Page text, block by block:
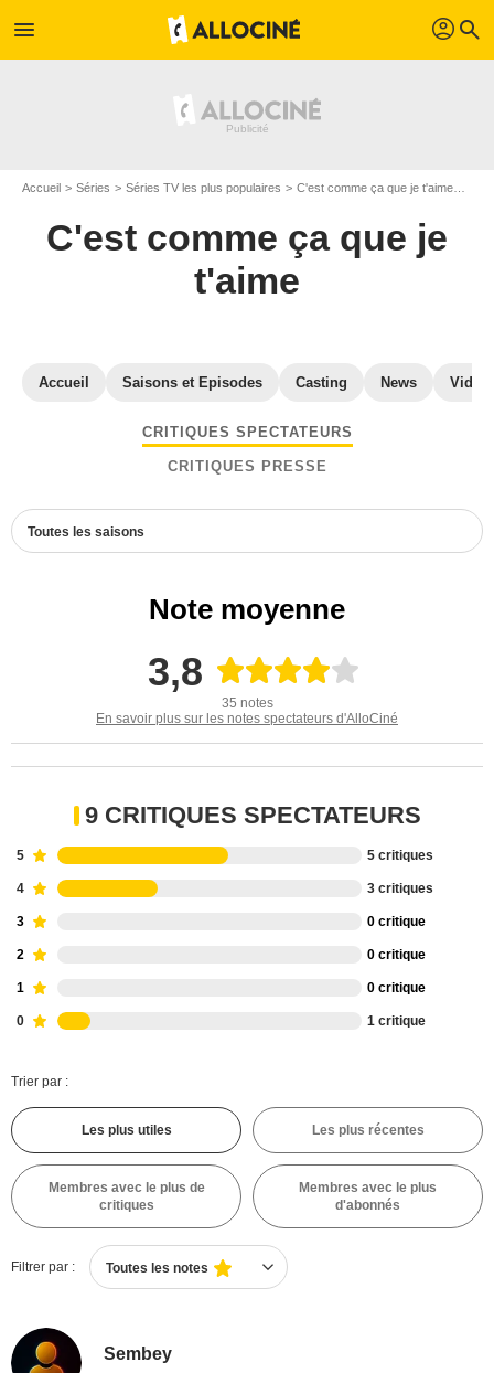
menu profil search
Accueil Séries Séries TV les plus populaires C'est comme ça que je t'aime
C'est comme ça que je
t'aime
Accueil Saisons et Episodes Casting News
CRITIQUES SPECTATEURS
CRITIQUES PRESSE
Toutes les saisons
Note moyenne
3,8
35 notes
En savoir plus sur les notes spectateurs d'AlloCiné
9 CRITIQUES SPECTATEURS
5 5 critiques
4 3 critiques
3 0 critique
2 0 critique
1 0 critique
0 1 critique
Trier par :
Les plus utiles Les plus récentes
Membres avec le plus de
critiques
Membres avec le plus
d'abonnés
Filtrer par : Toutes les notes
Sembey